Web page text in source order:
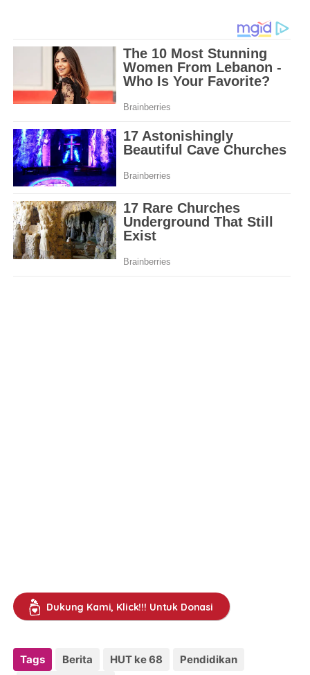
Dukung Kami, Klick!!! Untuk Donasi
Tags Berita HUT ke 68
Pendidikan